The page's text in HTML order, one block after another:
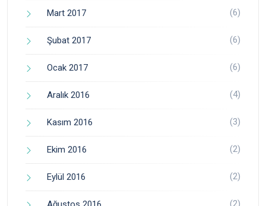
Mart 2017 (6)
Şubat 2017 (6)
Ocak 2017 (6)
Aralık 2016 (4)
Kasım 2016 (3)
Ekim 2016 (2)
Eylül 2016 (2)
(2)